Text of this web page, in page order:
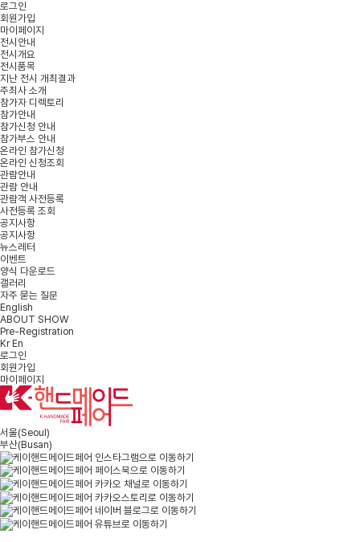
로그인
회원가입
마이페이지
전시안내
전시개요
전시품목
지난 전시 개최결과
주최사 소개
참가자 디렉토리
참가안내
참가신청 안내
참가부스 안내
온라인 참가신청
온라인 신청조회
관람안내
관람 안내
관람객 사전등록
사전등록 조회
공지사항
공지사항
뉴스레터
이벤트
양식 다운로드
갤러리
자주 묻는 질문
English
ABOUT SHOW
Pre-Registration
Kr En
로그인
회원가입
마이페이지
서울(Seoul)
부산(Busan)